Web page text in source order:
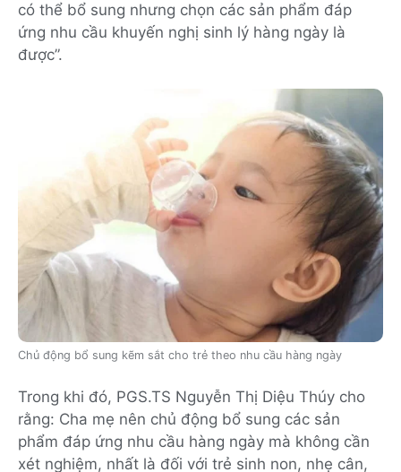
có thể bổ sung nhưng chọn các sản phẩm đáp
ứng nhu cầu khuyến nghị sinh lý hàng ngày là
được”.
Chủ động bổ sung kẽm sắt cho trẻ theo nhu cầu hàng ngày
Trong khi đó, PGS.TS Nguyễn Thị Diệu Thúy cho
rằng: Cha mẹ nên chủ động bổ sung các sản
phẩm đáp ứng nhu cầu hàng ngày mà không cần
xét nghiệm, nhất là đối với trẻ sinh non, nhẹ cân,